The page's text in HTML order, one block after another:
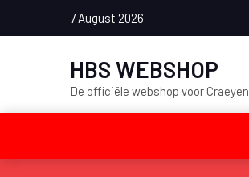
7 August 2026
HBS WEBSHOP
De officiële webshop voor Craeyen